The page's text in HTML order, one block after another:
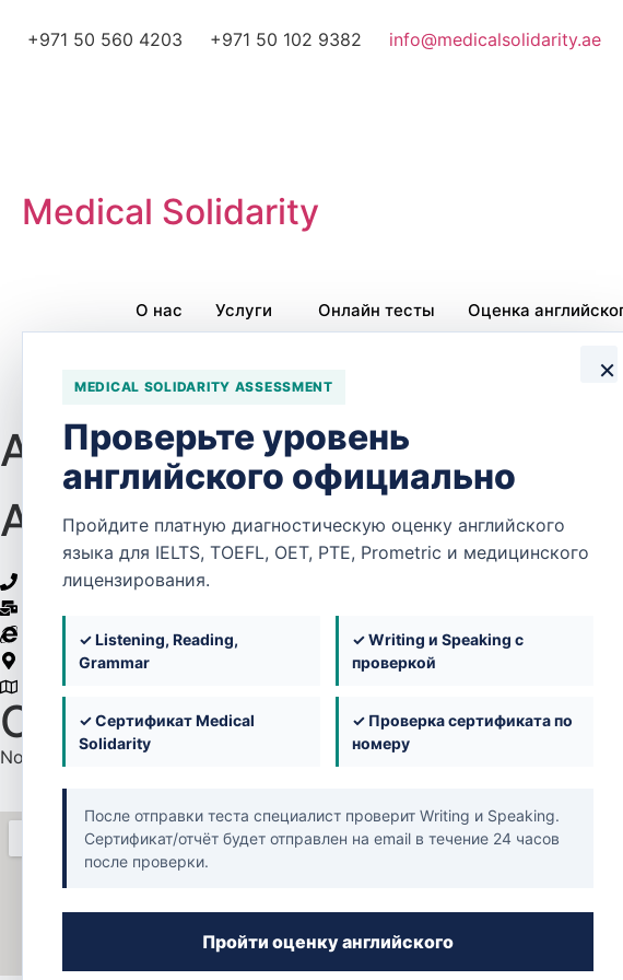
+971 50 560 4203 +971 50 102 9382
info@medicalsolidarity.ae
Medical Solidarity
×
MEDICAL SOLIDARITY ASSESSMENT
Проверьте уровень
английского официально
Пройдите платную диагностическую оценку английского
языка для IELTS, TOEFL, OET, PTE, Prometric и медицинского
лицензирования.
✓ Listening, Reading,
Grammar
✓ Writing и Speaking с
проверкой
✓ Сертификат Medical
Solidarity
✓ Проверка сертификата по
номеру
После отправки теста специалист проверит Writing и Speaking.
Сертификат/отчёт будет отправлен на email в течение 24 часов
после проверки.
Пройти оценку английского
О нас Услуги Онлайн тесты Оценка
Быстрая навигация
Afiya Pharmacy Gharaffa
Afiya Pharmacy Gharaffa
50901603 / 974 4449 2777
https://pharmacy.carencuregroup.com/
Zone 51, Street 620, Building No. 18, Al Gharrafa
Open Vacancies
No open vacancies at the moment.